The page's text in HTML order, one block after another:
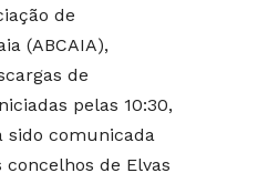
de
(ABCAIA),
de
pelas 10:30,
sido comunicada
de Elvas